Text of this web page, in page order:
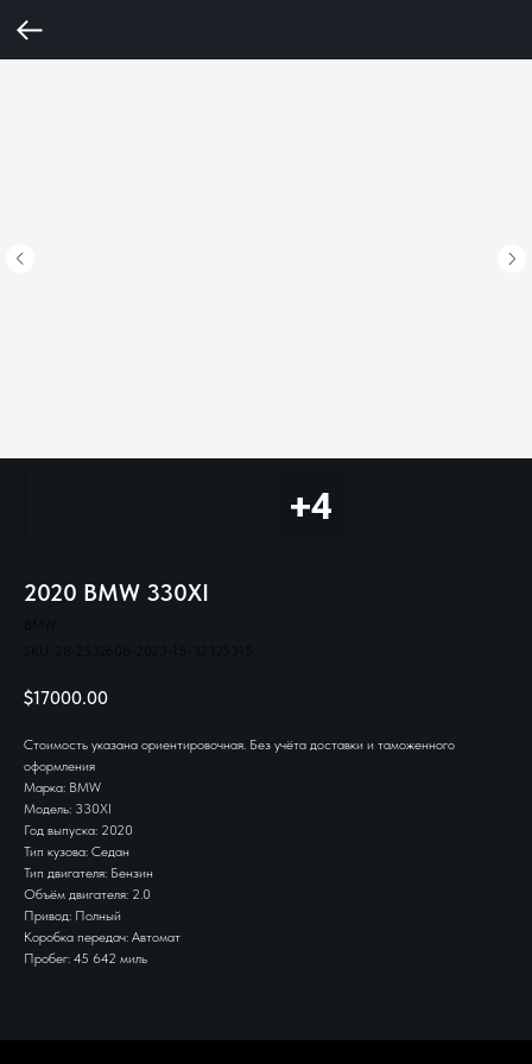
2020 BMW 330XI
BMW
SKU:
$17000.00
Стоимость указана ориентировочная. Без учёта доставки и таможенного
оформления
Марка: BMW
Модель: 330ХI
Год выпуска: 2020
Тип кузова: Седан
Тип двигателя: Бензин
Объём двигателя: 2.0
Привод: Полный
Коробка передач: Автомат
Пробег: 45 642 миль